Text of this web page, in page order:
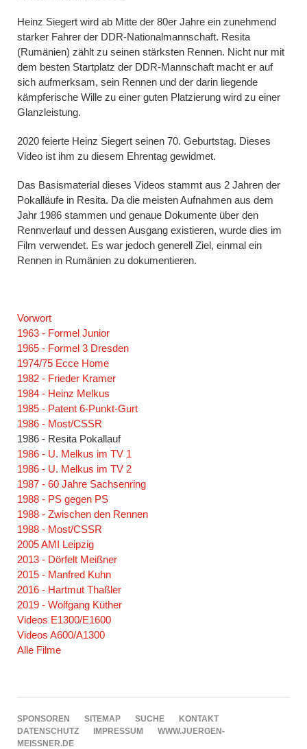
Heinz Siegert wird ab Mitte der 80er Jahre ein zunehmend
starker Fahrer der DDR-Nationalmannschaft. Resita
(Rumänien) zählt zu seinen stärksten Rennen. Nicht nur mit
dem besten Startplatz der DDR-Mannschaft macht er auf
sich aufmerksam, sein Rennen und der darin liegende
kämpferische Wille zu einer guten Platzierung wird zu einer
Glanzleistung.
2020 feierte Heinz Siegert seinen 70. Geburtstag. Dieses
Video ist ihm zu diesem Ehrentag gewidmet.
Das Basismaterial dieses Videos stammt aus 2 Jahren der
Pokalläufe in Resita. Da die meisten Aufnahmen aus dem
Jahr 1986 stammen und genaue Dokumente über den
Rennverlauf und dessen Ausgang existieren, wurde dies im
Film verwendet. Es war jedoch generell Ziel, einmal ein
Rennen in Rumänien zu dokumentieren.
Navigation
überspringen
Vorwort
1963 - Formel Junior
1965 - Formel 3 Dresden
1974/75 Ecce Home
1982 - Frieder Kramer
1984 - Heinz Melkus
1985 - Patent 6-Punkt-Gurt
1986 - Most/CSSR
1986 - Resita Pokallauf
1986 - U. Melkus im TV 1
1986 - U. Melkus im TV 2
1987 - 60 Jahre Sachsenring
1988 - PS gegen PS
1988 - Zwischen den Rennen
1988 - Most/CSSR
2005 AMI Leipzig
2013 - Dörfelt Meißner
2015 - Manfred Kuhn
2016 - Hartmut Thaßler
2019 - Wolfgang Küther
Videos E1300/E1600
Videos A600/A1300
Alle Filme
NAVIGATION
ÜBERSPRINGEN
SPONSOREN SITEMAP SUCHE
KONTAKT
DATENSCHUTZ
IMPRESSUM
WWW.JUERGEN-
MEISSNER.DE